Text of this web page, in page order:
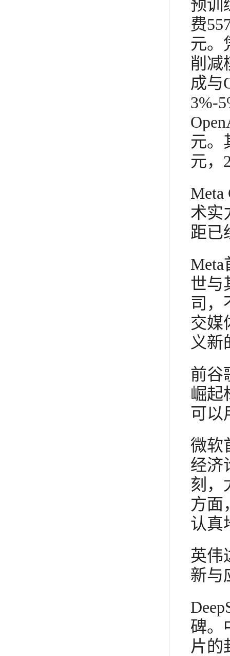
预训
费
元。
削减
成与
3%-
元。
元，
Meta
术实
距已
Meta
世与
司，
交媒
义新
前谷
崛起
可以
微软
经济
刻，
方面
认真
英伟
新与
碑。
片的